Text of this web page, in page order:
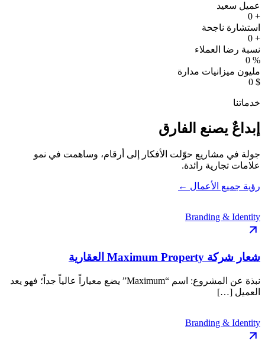
عميل سعيد
+
0
استشارة ناجحة
+
0
نسبة رضا العملاء
%
0
مليون ميزانيات مدارة
$
0
خدماتنا
إبداعٌ يصنع الفارق
جولة في مشاريع حوّلت الأفكار إلى أرقام، وساهمت في نمو
علامات تجارية رائدة.
رؤية جميع الأعمال ←
Branding & Identity
شعار شركة Maximum Property العقارية
نبذة عن المشروع: اسم “Maximum” يضع معياراً عالياً جداً؛ فهو يعد
العميل […]
Branding & Identity